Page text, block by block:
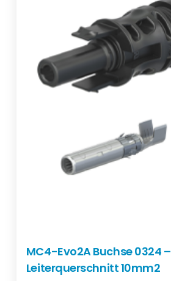
MC4-Evo2A Buchse 0324 –
Leiterquerschnitt 10mm2